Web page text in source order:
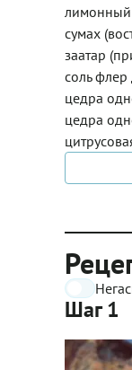
сумах
заатар
соль флер
цедра
цедра
Шаг 1